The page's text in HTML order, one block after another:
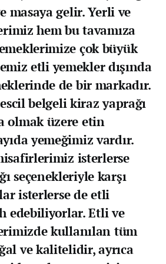
masaya gelir. Yerli ve
hem bu tavamıza
çok büyük
etli yemekler dışında
de bir markadır.
belgeli kiraz yaprağı
olmak üzere etin
yemeğimiz vardır.
isterlerse
seçenekleriyle karşı
isterlerse de etli
edebiliyorlar. Etli ve
kullanılan tüm
ve kalitelidir, ayrıca